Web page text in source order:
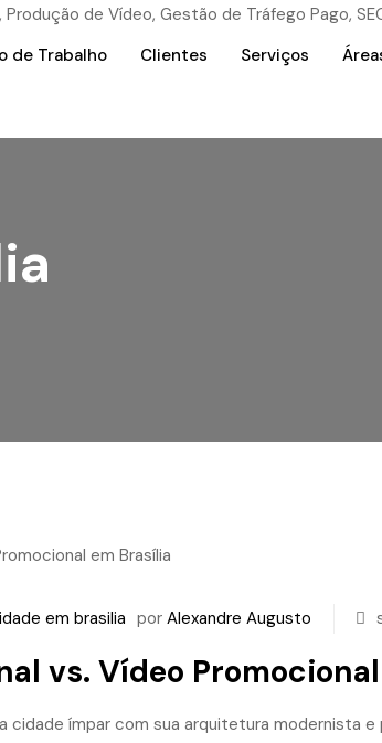
de Trabalho Clientes Serviços
em brasilia por Alexandre Augusto
vs. Vídeo
cidade ímpar com sua arquitetura modernista